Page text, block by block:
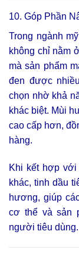
10. Góp Phần
Trong ngành
không chỉ nằm
mà sản phẩm
đen được
chọn nhờ khả
khác biệt. Mùi
cao cấp hơn,
hàng.
Khi kết hợp với
khác, tinh dầu
hương, giúp
cơ thể và sản
người tiêu dùng.